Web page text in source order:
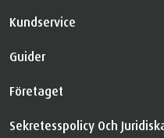
Kundservice
Guider
Företaget
Sekretesspolicy Och